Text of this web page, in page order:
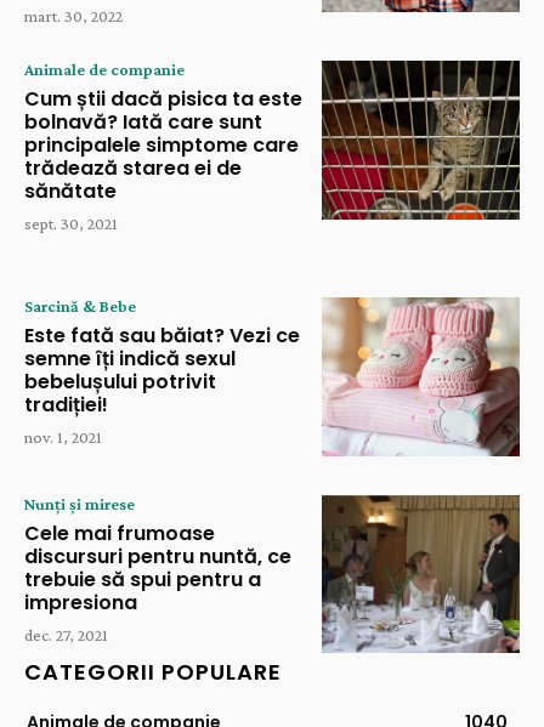
mart. 30, 2022
Animale de companie
Cum știi dacă pisica ta este
bolnavă? Iată care sunt
principalele simptome care
trădează starea ei de
sănătate
sept. 30, 2021
Sarcină & Bebe
Este fată sau băiat? Vezi ce
semne îți indică sexul
bebelușului potrivit
tradiției!
nov. 1, 2021
Nunți și mirese
Cele mai frumoase
discursuri pentru nuntă, ce
trebuie să spui pentru a
impresiona
dec. 27, 2021
CATEGORII POPULARE